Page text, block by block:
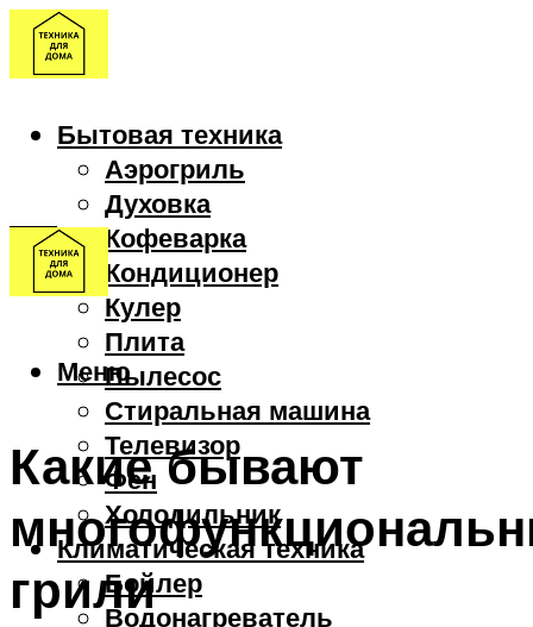
Бытовая техника
Аэрогриль
Духовка
Кофеварка
Кондиционер
Кулер
Плита
Пылесос
Стиральная машина
Телевизор
Фен
Холодильник
Климатическая техника
Бойлер
Водонагреватель
Меню
Какие бывают
грили